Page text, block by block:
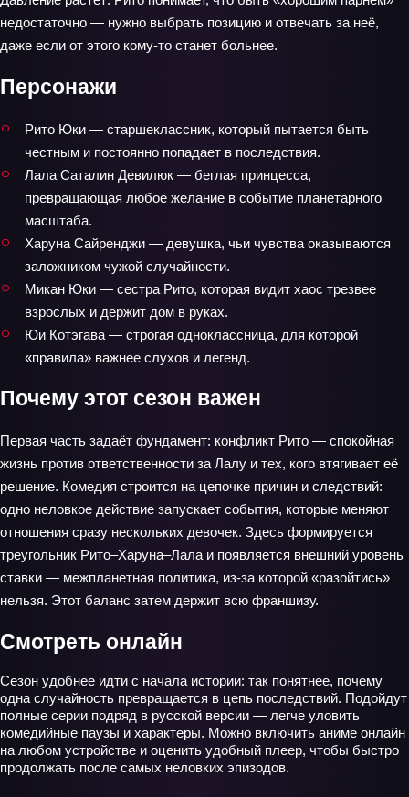
недостаточно — нужно выбрать позицию и отвечать за неё,
даже если от этого кому-то станет больнее.
Персонажи
Рито Юки — старшеклассник, который пытается быть
честным и постоянно попадает в последствия.
Лала Саталин Девилюк — беглая принцесса,
превращающая любое желание в событие планетарного
масштаба.
Харуна Сайренджи — девушка, чьи чувства оказываются
заложником чужой случайности.
Микан Юки — сестра Рито, которая видит хаос трезвее
взрослых и держит дом в руках.
Юи Котэгава — строгая одноклассница, для которой
«правила» важнее слухов и легенд.
Почему этот сезон важен
Первая часть задаёт фундамент: конфликт Рито — спокойная
жизнь против ответственности за Лалу и тех, кого втягивает её
решение. Комедия строится на цепочке причин и следствий:
одно неловкое действие запускает события, которые меняют
отношения сразу нескольких девочек. Здесь формируется
треугольник Рито–Харуна–Лала и появляется внешний уровень
ставки — межпланетная политика, из‑за которой «разойтись»
нельзя. Этот баланс затем держит всю франшизу.
Смотреть онлайн
Сезон удобнее идти с начала истории: так понятнее, почему
одна случайность превращается в цепь последствий. Подойдут
полные серии подряд в русской версии — легче уловить
комедийные паузы и характеры. Можно включить аниме онлайн
на любом устройстве и оценить удобный плеер, чтобы быстро
продолжать после самых неловких эпизодов.